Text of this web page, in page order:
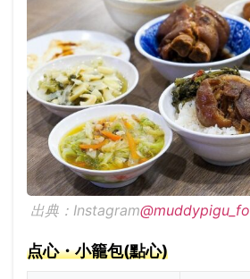
出典：Instagram
点心・小籠包(點心)